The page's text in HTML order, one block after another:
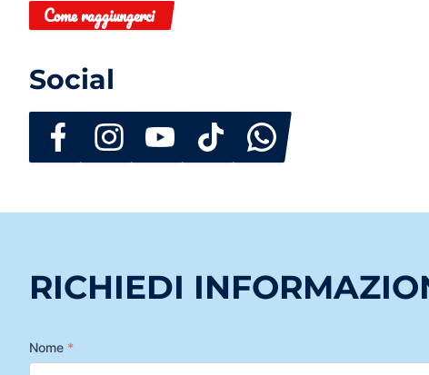
Come raggiungerci
Social
RICHIEDI
Nome *